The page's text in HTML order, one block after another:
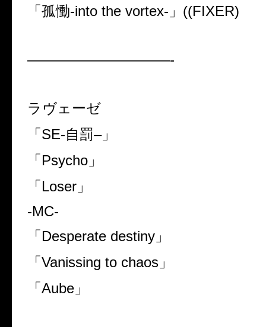
「孤慟-into the vortex- 」 ((FIXER)
——————————-
ラヴェーゼ
「 SE-自罰–」
「 Psycho 」
「 Loser 」
-MC-
「 Desperate destiny 」
「 Vanissing to chaos 」
「 Aube 」